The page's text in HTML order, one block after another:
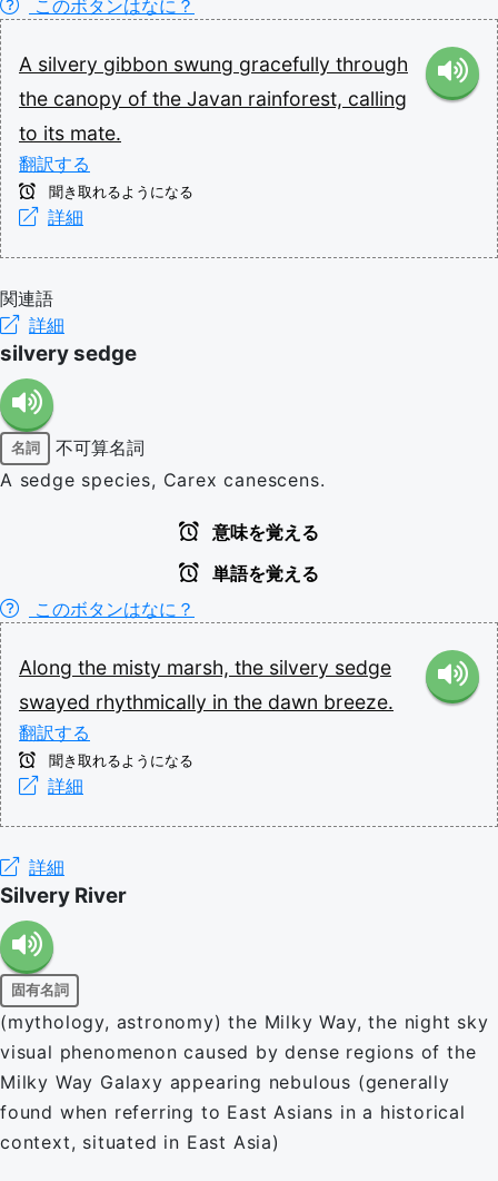
このボタンはなに？
A silvery gibbon swung gracefully through
the canopy of the Javan rainforest, calling
to its mate.
翻訳する
聞き取れるようになる
詳細
関連語
詳細
silvery sedge
名詞
不可算名詞
A sedge species, Carex canescens.
意味を覚える
単語を覚える
このボタンはなに？
Along the misty marsh, the silvery sedge
swayed rhythmically in the dawn breeze.
翻訳する
聞き取れるようになる
詳細
詳細
Silvery River
固有名詞
(mythology, astronomy) the Milky Way, the night sky
visual phenomenon caused by dense regions of the
Milky Way Galaxy appearing nebulous (generally
found when referring to East Asians in a historical
context, situated in East Asia)